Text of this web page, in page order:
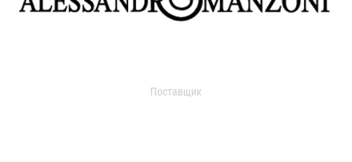
Поставщик